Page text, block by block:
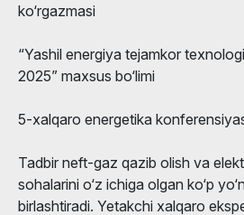
ko‘rgazmasi
“Yashil energiya tejamkor
2025” maxsus bo‘limi
5-xalqaro energetika
Tadbir neft-gaz qazib olish va
sohalarini o‘z ichiga olgan ko‘p
birlashtiradi. Yetakchi xalqaro